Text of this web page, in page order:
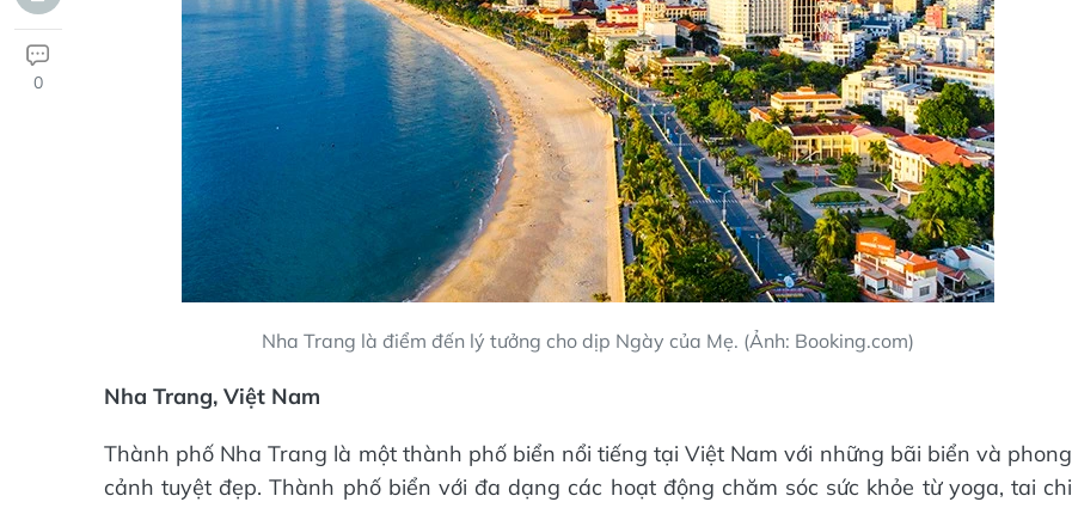
0
Nha Trang là điểm đến lý tưởng cho dịp Ngày của Mẹ. (Ảnh: Booking.com)
Nha Trang, Việt Nam
Thành phố Nha Trang là một thành phố biển nổi tiếng tại Việt Nam với những bãi biển và phong
cảnh tuyệt đẹp. Thành phố biển với đa dạng các hoạt động chăm sóc sức khỏe từ yoga, tai chi